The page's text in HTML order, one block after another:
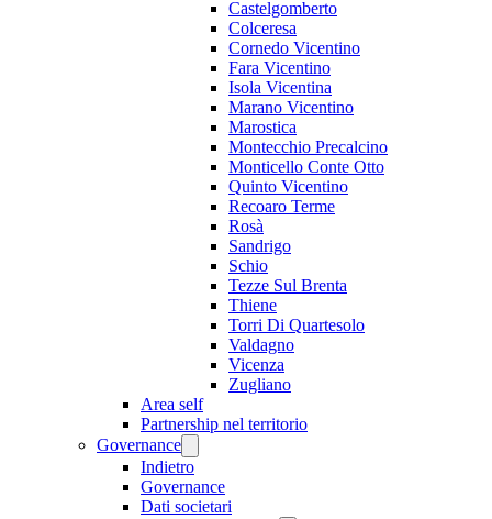
Castelgomberto
Colceresa
Cornedo Vicentino
Fara Vicentino
Isola Vicentina
Marano Vicentino
Marostica
Montecchio Precalcino
Monticello Conte Otto
Quinto Vicentino
Recoaro Terme
Rosà
Sandrigo
Schio
Tezze Sul Brenta
Thiene
Torri Di Quartesolo
Valdagno
Vicenza
Zugliano
Area self
Partnership nel territorio
Governance
Indietro
Governance
Dati societari